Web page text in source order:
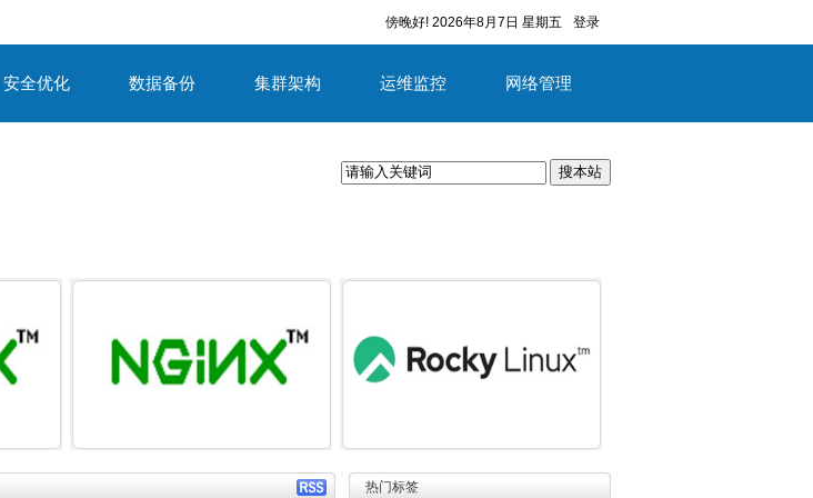
登录
傍晚好! 2026年8月7日 星期五
安全优化 数据备份 集群架构 运维监控 网络管理
搜本站
热门标签